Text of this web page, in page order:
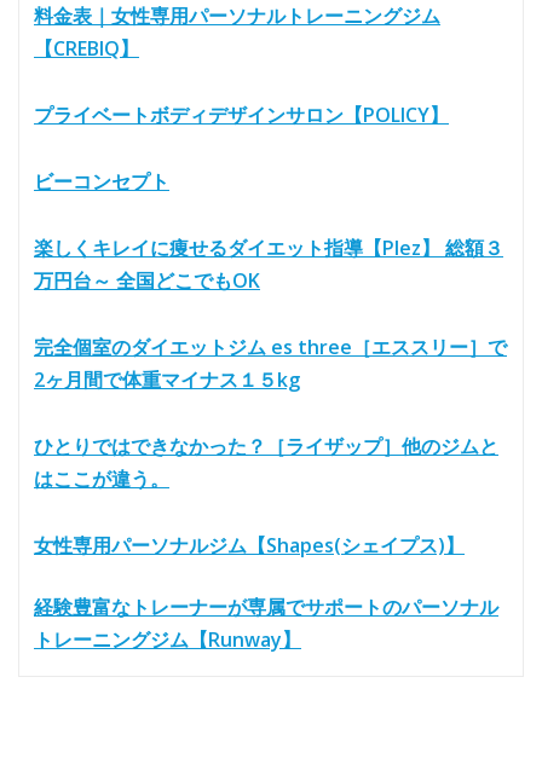
料金表｜女性専用パーソナルトレーニングジム
【CREBIQ】
プライベートボディデザインサロン【POLICY】
ビーコンセプト
楽しくキレイに痩せるダイエット指導【Plez】 総額３
万円台～ 全国どこでもOK
完全個室のダイエットジム es three［エススリー］で
2ヶ月間で体重マイナス１５kg
ひとりではできなかった？［ライザップ］他のジムと
はここが違う。
女性専用パーソナルジム【Shapes(シェイプス)】
経験豊富なトレーナーが専属でサポートのパーソナル
トレーニングジム【Runway】